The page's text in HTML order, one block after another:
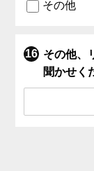
その他
その他、
聞かせく